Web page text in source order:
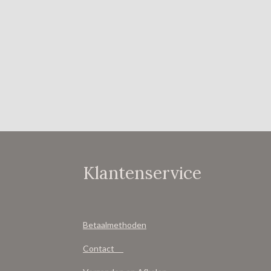
Klantenservice
Betaalmethoden
Contact